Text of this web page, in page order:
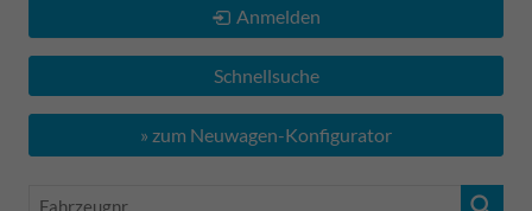
Anmelden
Schnellsuche
» zum Neuwagen-Konfigurator
Fahrzeugnr.